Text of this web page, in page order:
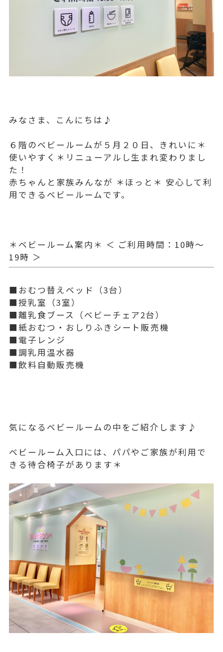
みなさま、こんにちは♪
６階のベビールームが５月２０日、きれいに＊
使いやすく＊リニューアルし生まれ変わりまし
た！
赤ちゃんと家族みんなが ＊ほっと＊ 安心して利
用できるベビールームです。
＊ベビールーム案内＊ ＜ ご利用時間：10時～
19時 ＞
■おむつ替えベッド（3台）
■授乳室（3室）
■離乳食ブース（ベビーチェア2台）
■紙おむつ・おしりふきシート販売機
■電子レンジ
■調乳用温水器
■飲料自動販売機
気になるベビールームの中をご紹介します♪
ベビールーム入口には、パパやご家族が利用で
きる待合椅子があります＊